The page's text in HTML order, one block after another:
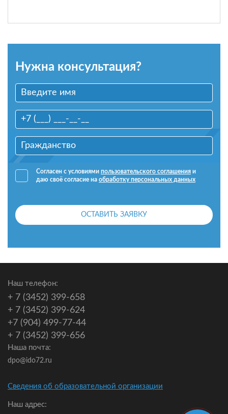
Нужна консультация?
Согласен с условиями пользовательского соглашения и
даю своё согласие на обработку персональных данных
ОСТАВИТЬ ЗАЯВКУ
Наш телефон:
+ 7 (3452) 399-658
+ 7 (3452) 399-624
+7 (904) 499-77-44
+ 7 (3452) 399-656
Наша почта:
dpo@ido72.ru
Сведения об образовательной организации
Наш адрес: